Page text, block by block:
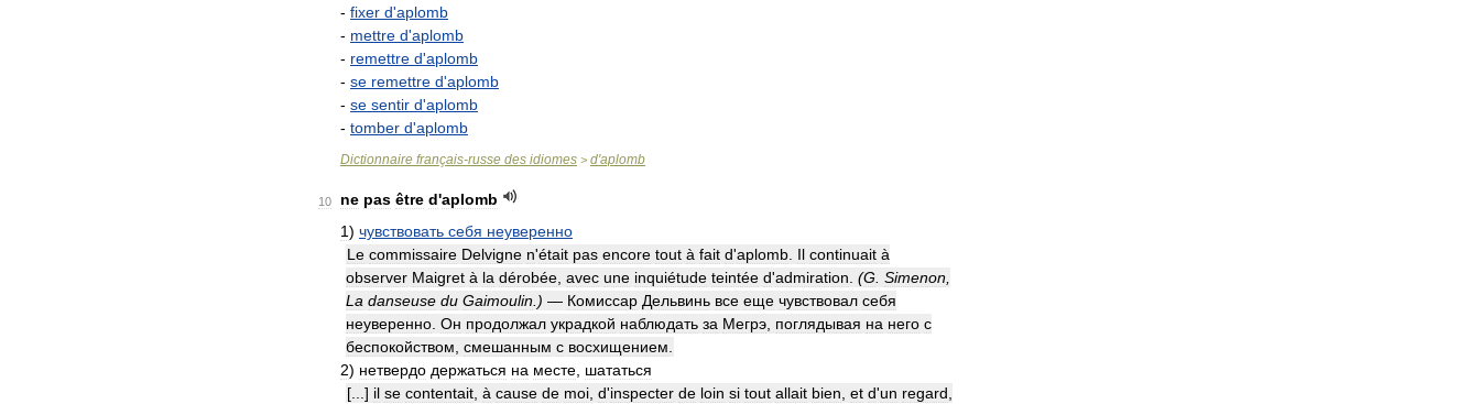
- fixer d'aplomb
- mettre d'aplomb
- remettre d'aplomb
- se remettre d'aplomb
- se sentir d'aplomb
- tomber d'aplomb
Dictionnaire français-russe des idiomes > d'aplomb
10 ne pas être d'aplomb
1) чувствовать себя неуверенно
Le commissaire Delvigne n'était pas encore tout à fait d'aplomb Il continuait à
observer Maigret à la dérobée avec une inquiétude teintée d'admiration (G Simenon
La danseuse du Gaimoulin .) — Комиссар Дельвинь все еще чувствовал себя
неуверенно Он продолжал украдкой наблюдать за Мегрэ поглядывая на него с
беспокойством смешанным с восхищением
2) нетвердо держаться на месте шататься
[...] il se contentait à cause de moi d'inspecter de loin si tout allait bien et d'un regard